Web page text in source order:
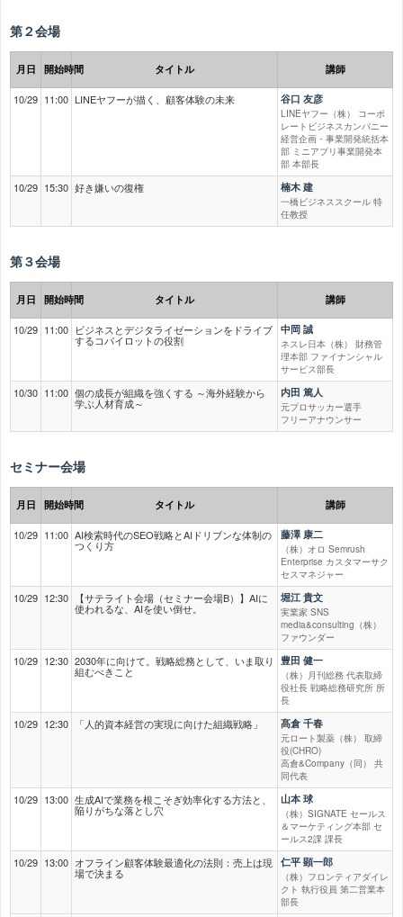
第２会場
月日 開始時間 タイトル 講師
10/29 11:00 LINEヤフーが描く、顧客体験の未来 谷口 友彦
LINEヤフー（株） コーポ
レートビジネスカンパニー
経営企画・事業開発統括本
部 ミニアプリ事業開発本
部 本部長
10/29 15:30 好き嫌いの復権 楠木 建
一橋ビジネススクール 特
任教授
第３会場
月日 開始時間 タイトル 講師
10/29 11:00 ビジネスとデジタライゼーションをドライブ
するコパイロットの役割
中岡 誠
ネスレ日本（株） 財務管
理本部 ファイナンシャル
サービス部長
10/30 11:00 個の成長が組織を強くする ～海外経験から
学ぶ人材育成～
内田 篤人
元プロサッカー選手
フリーアナウンサー
セミナー会場
月日 開始時間 タイトル 講師
10/29 11:00 AI検索時代のSEO戦略とAIドリブンな体制の
つくり方
藤澤 康二
（株）オロ Semrush
Enterprise カスタマーサク
セスマネジャー
10/29 12:30 【サテライト会場（セミナー会場B）】AIに
使われるな、AIを使い倒せ。
堀江 貴文
実業家 SNS
media&consulting（株）
ファウンダー
10/29 12:30 2030年に向けて。戦略総務として、いま取り
組むべきこと
豊田 健一
（株）月刊総務 代表取締
役社長 戦略総務研究所 所
長
10/29 12:30 「人的資本経営の実現に向けた組織戦略」 髙倉 千春
元ロート製薬（株） 取締
役(CHRO)
高倉&Company（同） 共
同代表
10/29 13:00 生成AIで業務を根こそぎ効率化する方法と、
陥りがちな落とし穴
山本 球
（株）SIGNATE セールス
＆マーケティング本部 セ
ールス2課 課長
10/29 13:00 オフライン顧客体験最適化の法則：売上は現
場で決まる
仁平 顕一郎
（株）フロンティアダイレ
クト 執行役員 第二営業本
部長